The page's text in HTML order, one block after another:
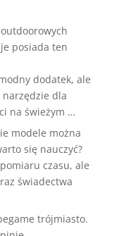
posiada ten
dodatek, ale
dla
na świeżym …
modele można
się nauczyć?
czasu, ale
świadectwa
trójmiasto.